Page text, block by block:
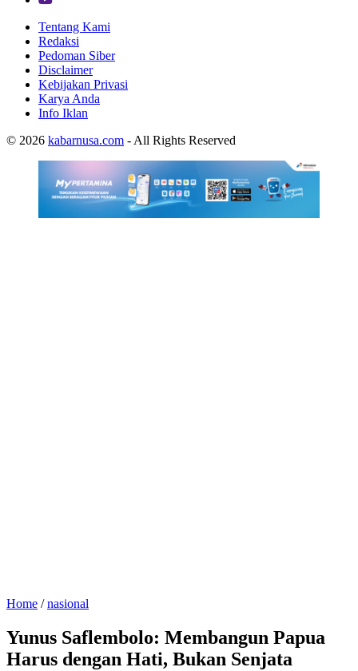
Tentang Kami
Redaksi
Pedoman Siber
Disclaimer
Kebijakan Privasi
Karya Anda
Info Iklan
© 2026 kabarnusa.com - All Rights Reserved
Home /nasional
Yunus Saflembolo: Membangun Papua
Harus dengan Hati, Bukan Senjata